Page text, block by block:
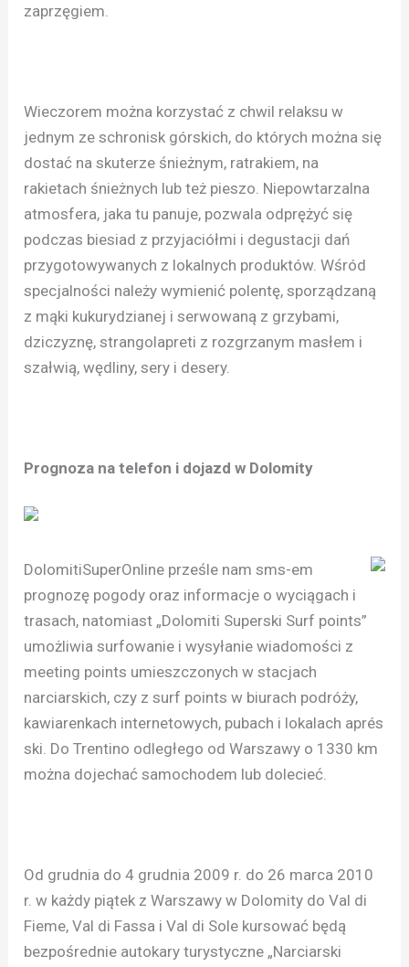
zaprzęgiem.
Wieczorem można korzystać z chwil relaksu w
jednym ze schronisk górskich, do których można się
dostać na skuterze śnieżnym, ratrakiem, na
rakietach śnieżnych lub też pieszo. Niepowtarzalna
atmosfera, jaka tu panuje, pozwala odprężyć się
podczas biesiad z przyjaciółmi i degustacji dań
przygotowywanych z lokalnych produktów. Wśród
specjalności należy wymienić polentę, sporządzaną
z mąki kukurydzianej i serwowaną z grzybami,
dziczyznę, strangolapreti z rozgrzanym masłem i
szałwią, wędliny, sery i desery.
Prognoza na telefon i dojazd w Dolomity
DolomitiSuperOnline prześle nam sms-em
prognozę pogody oraz informacje o wyciągach i
trasach, natomiast „Dolomiti Superski Surf points”
umożliwia surfowanie i wysyłanie wiadomości z
meeting points umieszczonych w stacjach
narciarskich, czy z surf points w biurach podróży,
kawiarenkach internetowych, pubach i lokalach aprés
ski. Do Trentino odległego od Warszawy o 1330 km
można dojechać samochodem lub dolecieć.
Od grudnia do 4 grudnia 2009 r. do 26 marca 2010
r. w każdy piątek z Warszawy w Dolomity do Val di
Fieme, Val di Fassa i Val di Sole kursować będą
bezpośrednie autokary turystyczne „Narciarski